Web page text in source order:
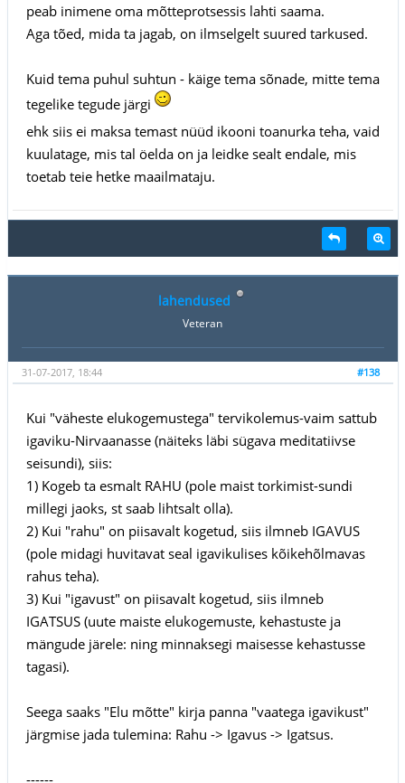
peab inimene oma mõtteprotsessis lahti saama.
Aga tõed, mida ta jagab, on ilmselgelt suured tarkused.
Kuid tema puhul suhtun - käige tema sõnade, mitte tema
tegelike tegude järgi
ehk siis ei maksa temast nüüd ikooni toanurka teha, vaid
kuulatage, mis tal öelda on ja leidke sealt endale, mis
toetab teie hetke maailmataju.
lahendused
Veteran
#138
31-07-2017, 18:44
Kui "väheste elukogemustega" tervikolemus-vaim sattub
igaviku-Nirvaanasse (näiteks läbi sügava meditatiivse
seisundi), siis:
1) Kogeb ta esmalt RAHU (pole maist torkimist-sundi
millegi jaoks, st saab lihtsalt olla).
2) Kui "rahu" on piisavalt kogetud, siis ilmneb IGAVUS
(pole midagi huvitavat seal igavikulises kõikehõlmavas
rahus teha).
3) Kui "igavust" on piisavalt kogetud, siis ilmneb
IGATSUS (uute maiste elukogemuste, kehastuste ja
mängude järele: ning minnaksegi maisesse kehastusse
tagasi).
Seega saaks "Elu mõtte" kirja panna "vaatega igavikust"
järgmise jada tulemina: Rahu -> Igavus -> Igatsus.
------